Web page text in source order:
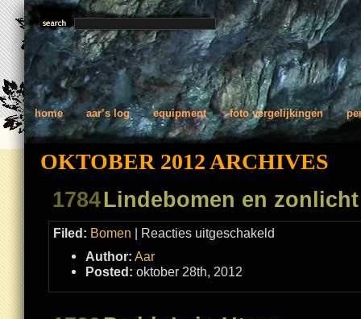
home aar’s log equipment foto vergelijkingen
OKTOBER 2012 ARCHIVES
1784Lindebomen en zonlicht
Filed: Bomen | Reacties uitgeschakeld
Author: Aar
Posted: oktober 28th, 2012